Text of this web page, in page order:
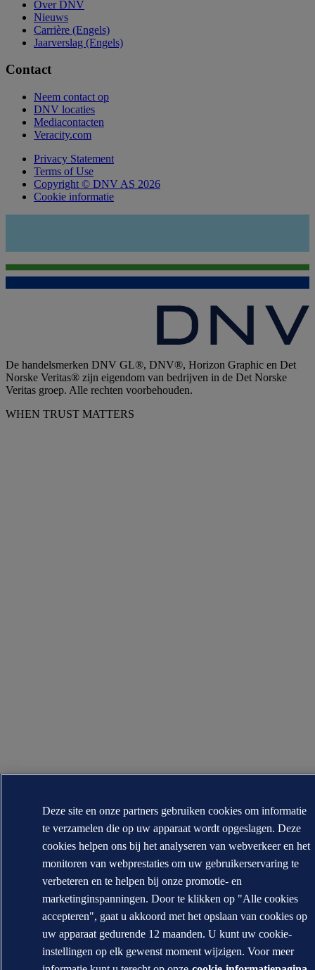
Over DNV
Nieuws
Carrière (Engels)
Jaarverslag (Engels)
Contact
Neem contact op
DNV locaties
Mediacontacten
Veracity.com
Privacy Statement
Terms of Use
Copyright © DNV AS 2026
Cookie informatie
De handelsmerken DNV GL®, DNV®, Horizon Graphic en Det
Norske Veritas® zijn eigendom van bedrijven in de Det Norske
Veritas groep. Alle rechten voorbehouden.
WHEN TRUST MATTERS
Deze site en onze partners gebruiken cookies om informatie
te verzamelen die op uw apparaat wordt opgeslagen. Deze
cookies helpen ons bij het analyseren van webverkeer en het
monitoren van webprestaties om uw gebruikerservaring te
verbeteren en te helpen bij onze promotie- en
marketinginspanningen. Door te klikken op "Alle cookies
accepteren", gaat u akkoord met het opslaan van cookies op
uw apparaat gedurende 12 maanden. U kunt uw cookie-
instellingen op elk gewenst moment wijzigen. Voor meer